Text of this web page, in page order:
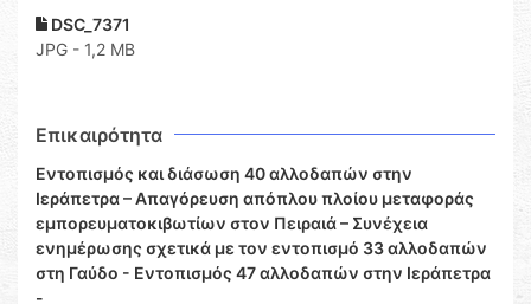
DSC_7371
JPG - 1,2 MB
Επικαιρότητα
Εντοπισμός και διάσωση 40 αλλοδαπών στην
Ιεράπετρα – Απαγόρευση απόπλου πλοίου μεταφοράς
εμπορευματοκιβωτίων στον Πειραιά – Συνέχεια
ενημέρωσης σχετικά με τον εντοπισμό 33 αλλοδαπών
στη Γαύδο - Εντοπισμός 47 αλλοδαπών στην Ιεράπετρα
-